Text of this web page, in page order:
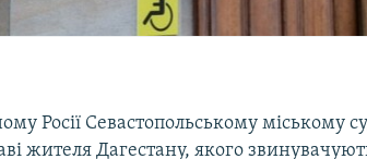
Росії Севастопольському міському
жителя Дагестану, якого